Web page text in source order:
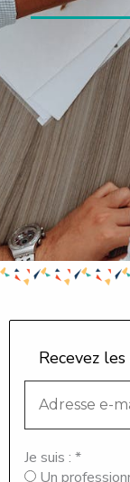
Recevez
Je suis : *
Un